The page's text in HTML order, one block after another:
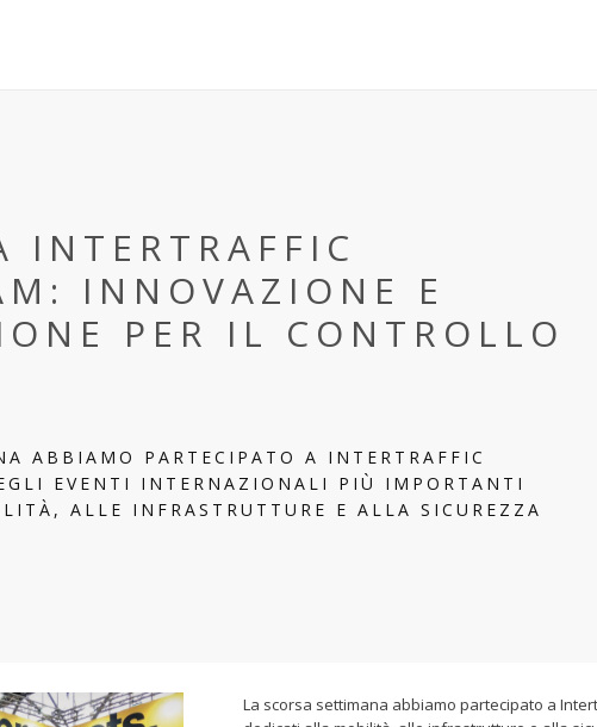
INTERTRAFFIC
INNOVAZIONE E
PER IL CONTROLLO
ABBIAMO PARTECIPATO A INTERTRAFFIC
EVENTI INTERNAZIONALI PIÙ IMPORTANTI
ALLE INFRASTRUTTURE E ALLA SICUREZZA
La scorsa settimana abbiamo partecipato a